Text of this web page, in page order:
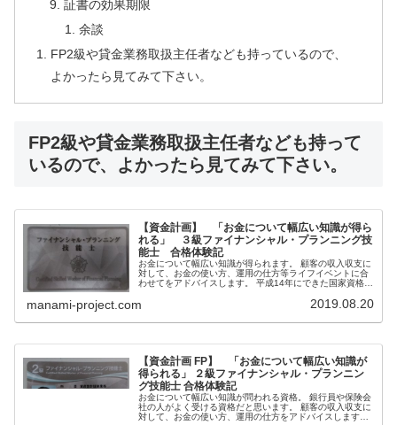
証書の効果期限
余談
FP2級や貸金業務取扱主任者なども持っているので、
よかったら見てみて下さい。
FP2級や貸金業務取扱主任者なども持って
いるので、よかったら見てみて下さい。
【資金計画】 「お金について幅広い知識が得ら
れる」 ３級ファイナンシャル・プランニング技
能士 合格体験記
お金について幅広い知識が得られます。 顧客の収入収支に
対して、お金の使い方、運用の仕方等ライフイベントに合
わせてをアドバイスします。 平成14年にできた国家資格で
manami-project.com 2019.08.20
【資金計画 FP】 「お金について幅広い知識が
得られる」 ２級ファイナンシャル・プランニン
グ技能士 合格体験記
お金について幅広い知識が問われる資格。 銀行員や保険会
社の人がよく受ける資格だと思います。 顧客の収入収支に
対して、お金の使い方、運用の仕方をアドバイスします。